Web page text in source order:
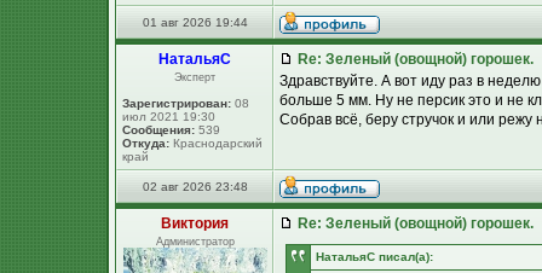
01 авг 2026 19:44
НатальяС
Эксперт
Зарегистрирован: 08
июл 2021 19:30
Сообщения: 539
Откуда: Краснодарский
край
Re: Зеленый (овощной) горошек.
Здравствуйте. А вот иду раз в
больше 5 мм. Ну не персик это и не
Собрав всё, беру стручок и или
02 авг 2026 23:48
Виктория
Администратор
Re: Зеленый (овощной) горошек.
НатальяС писал(а):